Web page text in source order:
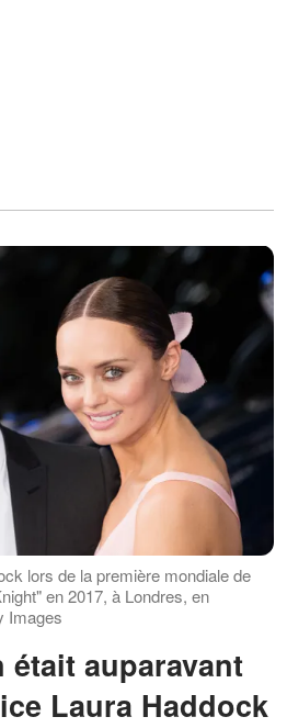
lors de la première mondiale de
en 2017, à Londres, en
Images
Laura Haddock